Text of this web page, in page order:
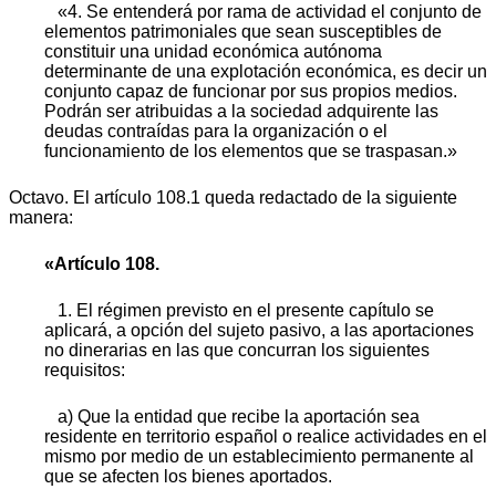
«4. Se entenderá por rama de actividad el conjunto de
elementos patrimoniales que sean susceptibles de
constituir una unidad económica autónoma
determinante de una explotación económica, es decir un
conjunto capaz de funcionar por sus propios medios.
Podrán ser atribuidas a la sociedad adquirente las
deudas contraídas para la organización o el
funcionamiento de los elementos que se traspasan.»
Octavo. El artículo 108.1 queda redactado de la siguiente
manera:
«Artículo 108.
1. El régimen previsto en el presente capítulo se
aplicará, a opción del sujeto pasivo, a las aportaciones
no dinerarias en las que concurran los siguientes
requisitos:
a) Que la entidad que recibe la aportación sea
residente en territorio español o realice actividades en el
mismo por medio de un establecimiento permanente al
que se afecten los bienes aportados.